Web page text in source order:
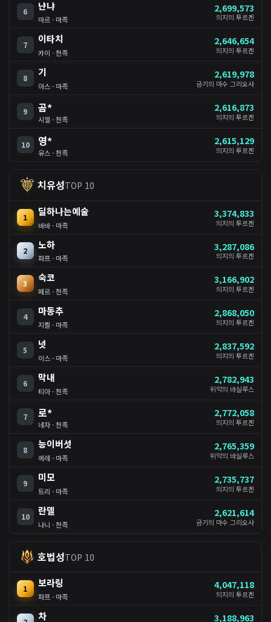
6 냔냐
마르 · 마족
2,699,573
의지의 투르겐
7 이타치
카이 · 천족
2,646,654
의지의 투르겐
8 기
아스 · 마족
2,619,978
금기의 마수 그리오사
9 곰*
시엘 · 천족
2,616,873
의지의 투르겐
10 영*
유스 · 천족
2,615,129
의지의 투르겐
치유성TOP 10
1 딜하나는예술
바바 · 마족
3,374,833
의지의 투르겐
2 노하
파프 · 마족
3,287,086
의지의 투르겐
3 숙코
페르 · 천족
3,166,902
의지의 투르겐
4 마동추
지켈 · 마족
2,868,050
의지의 투르겐
5 넛
이스 · 마족
2,837,592
의지의 투르겐
6 막내
티아 · 천족
2,782,943
위악의 바실루스
7 로*
네자 · 천족
2,772,058
의지의 투르겐
8 능이버섯
에레 · 마족
2,765,359
위악의 바실루스
9 미모
트리 · 마족
2,735,737
의지의 투르겐
10 란델
나니 · 천족
2,621,614
금기의 마수 그리오사
호법성TOP 10
1 보라링
파프 · 마족
4,047,118
의지의 투르겐
차 3,188,963